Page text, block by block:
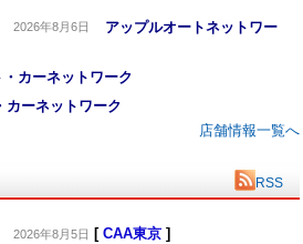
2026年8月6日 アップルオートネットワー
・カーネットワーク
カーネットワーク
店舗情報一覧へ
RSS
2026年8月5日 [ CAA東京 ]